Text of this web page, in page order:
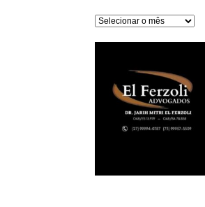
Arquivos